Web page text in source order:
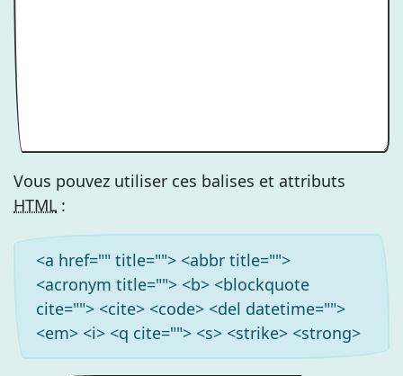
Vous pouvez utiliser ces balises et attributs
HTML :
<a href="" title=""> <abbr title="">
<acronym title=""> <b> <blockquote
cite=""> <cite> <code> <del datetime="">
<em> <i> <q cite=""> <s> <strike> <strong>